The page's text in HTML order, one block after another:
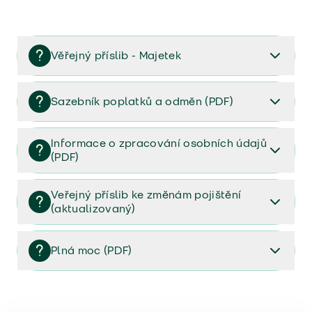
Věřejný příslib - Majetek
Věřejný příslib majetek 2023
Sazebník poplatků a odměn (PDF)
Sazebník poplatků a odměn (PDF)
Informace o zpracování osobních údajů
(PDF)
Informace o zpracování osobních údajů (PDF)
Veřejný příslib ke změnám pojištění
(aktualizovaný)
Veřejný příslib ke změnám pojištění (aktualizovaný)
Plná moc (PDF)